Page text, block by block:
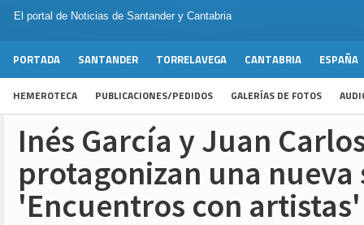
El portal de Noticias de Santander y Cantabria
PORTADA SANTANDER TORRELAVEGA CANTABRIA ESPAÑA
HEMEROTECA PUBLICACIONES/PEDIDOS GALERÍAS DE FOTOS
Inés García y Juan
protagonizan una nueva
'Encuentros con artistas'